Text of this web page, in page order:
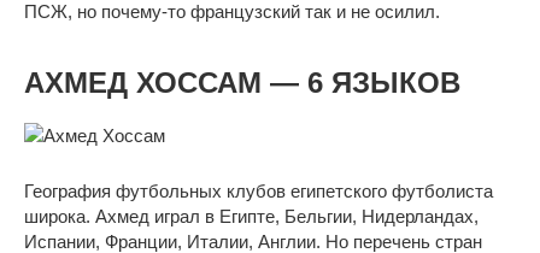
ПСЖ, но почему-то французский так и не осилил.
АХМЕД ХОССАМ — 6 ЯЗЫКОВ
География футбольных клубов египетского футболиста
широка. Ахмед играл в Египте, Бельгии, Нидерландах,
Испании, Франции, Италии, Англии. Но перечень стран